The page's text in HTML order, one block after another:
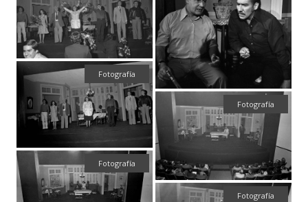
Fotografía
Fotografía
Fotografía
Fotografía